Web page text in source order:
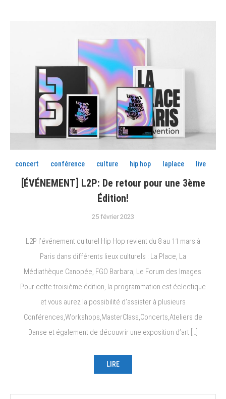
concert conférence culture hip hop laplace live
[ÉVÉNEMENT] L2P: De retour pour une 3ème
Édition!
25 février 2023
L2P l’événement culturel Hip Hop revient du 8 au 11 mars à
Paris dans différents lieux culturels : La Place, La
Médiathèque Canopée, FGO Barbara, Le Forum des Images.
Pour cette troisième édition, la programmation est éclectique
et vous aurez la possibilité d’assister à plusieurs
Conférences,Workshops,MasterClass,Concerts,Ateliers de
Danse et également de découvrir une exposition d’art […]
LIRE